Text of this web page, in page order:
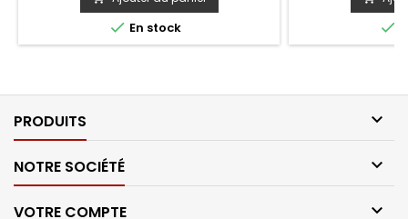
 En stock 
PRODUITS 
NOTRE SOCIÉTÉ 
VOTRE COMPTE 